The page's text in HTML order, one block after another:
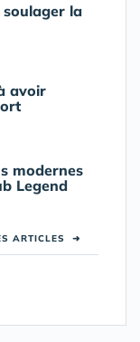
soulager la
avoir
modernes
Legend
ARTICLES ➜